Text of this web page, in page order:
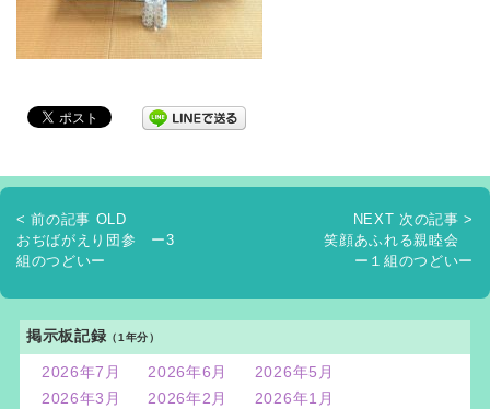
< 前の記事 OLD
おぢばがえり団参 ー3
組のつどいー
NEXT 次の記事 >
笑顔あふれる親睦会
ー１組のつどいー
掲示板記録 （1年分）
2026年7月 2026年6月
2026年5月
2026年3月
2026年2月
2026年1月